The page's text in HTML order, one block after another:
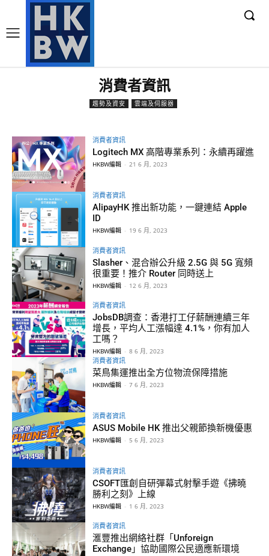
消費者資訊
趨勢及資安 雲端及伺服器
消費者資訊
Logitech MX 高階專業系列：永續再躍進
HKBW編輯 - 21 6 月, 2023
消費者資訊
AlipayHK 推出新功能，一鍵連結 Apple
ID
HKBW編輯 - 19 6 月, 2023
消費者資訊
Slasher、混合辦公升級 2.5G 與 5G 寬頻
很重要！推介 Router 同時送上
HKBW編輯 - 12 6 月, 2023
消費者資訊
JobsDB調查：香港打工仔薪酬連續三年
增長，平均人工漲幅達 4.1%，你有加人
工嗎？
HKBW編輯 - 8 6 月, 2023
消費者資訊
菜鳥集運推出全方位物流保障措施
HKBW編輯 - 7 6 月, 2023
消費者資訊
ASUS Mobile HK 推出父親節換新機優惠
HKBW編輯 - 5 6 月, 2023
消費者資訊
CSOFT匯創自研彈幕式射擊手遊《拂曉
勝利之刻》上線
HKBW編輯 - 1 6 月, 2023
消費者資訊
滙豐推出網絡社群「Unforeign
Exchange」協助國際公民適應新環境